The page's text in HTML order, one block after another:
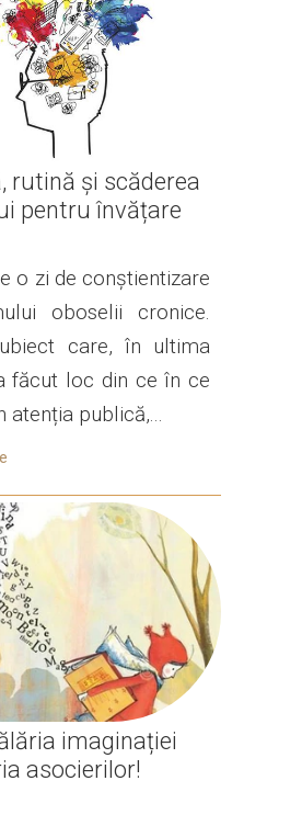
rutină și scăderea
pentru învățare
o zi de conștientizare
oboselii cronice.
care, în ultima
făcut loc din ce în ce
atenția publică,...
imaginației
asocierilor!